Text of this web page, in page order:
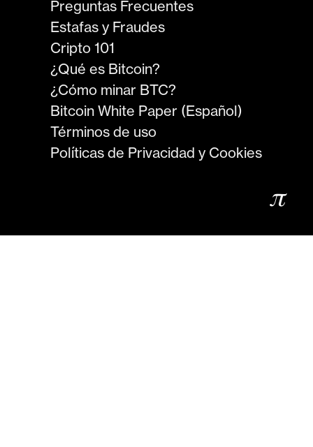
Preguntas Frecuentes
Estafas y Fraudes
Cripto 101
¿Qué es Bitcoin?
¿Cómo minar BTC?
Bitcoin White Paper (Español)
Términos de uso
Políticas de Privacidad y Cookies
𝜋